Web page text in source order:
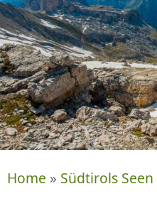
H
A
L
T
S
P
R
I
N
Home » Südtirols Seen